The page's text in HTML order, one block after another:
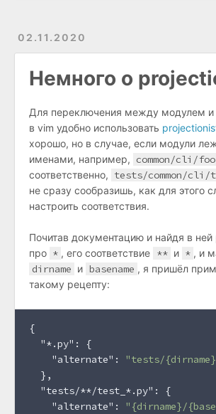
02.11.2020
Немного о
Для переключения между модулем и
в vim удобно использовать
хорошо, но в случае, если модули
именами, например, common/cli/
соответственно, tests/common/cli/
не сразу сообразишь, как для этого
настроить соответствия.
Почитав документацию и найдя в ней
про * , его соответствие ** и * , и
dirname и basename , я пришёл
такому рецепту:
{
"*.py" :
{
"alternate" :
"tests/
} ,
"tests/**/test_*.py" :
{
"alternate" :
"{dirname}/